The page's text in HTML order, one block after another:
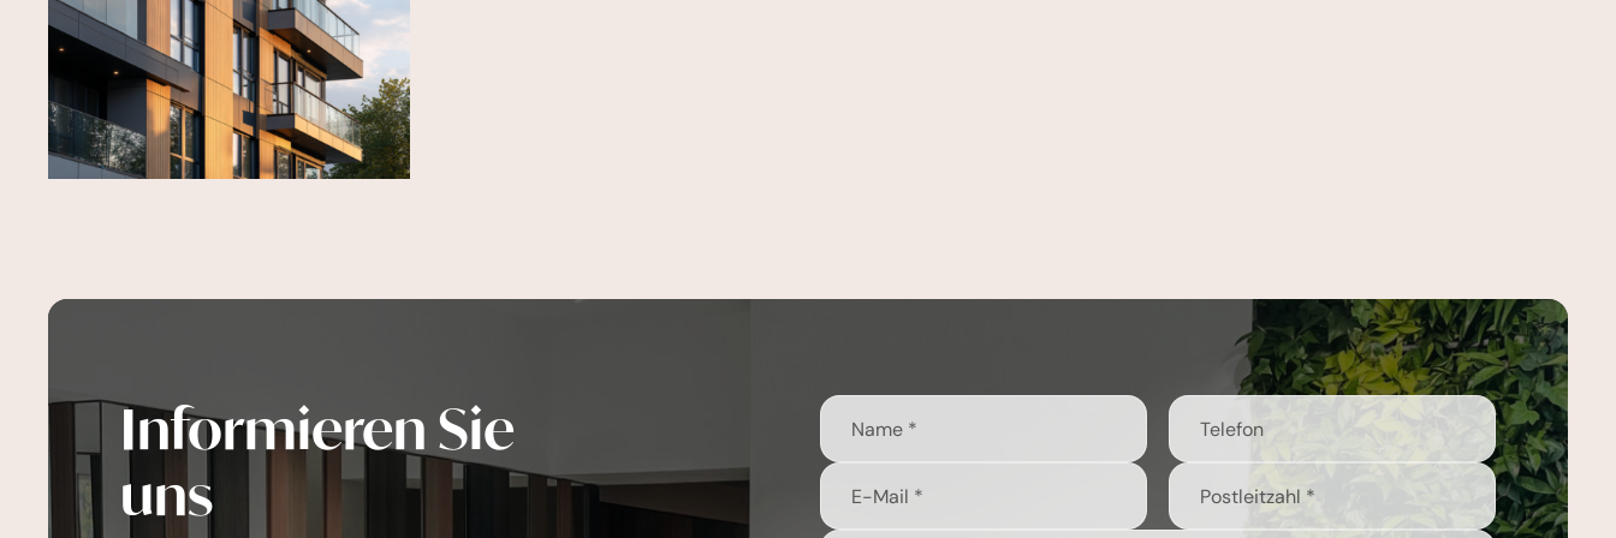
Informieren Sie
uns